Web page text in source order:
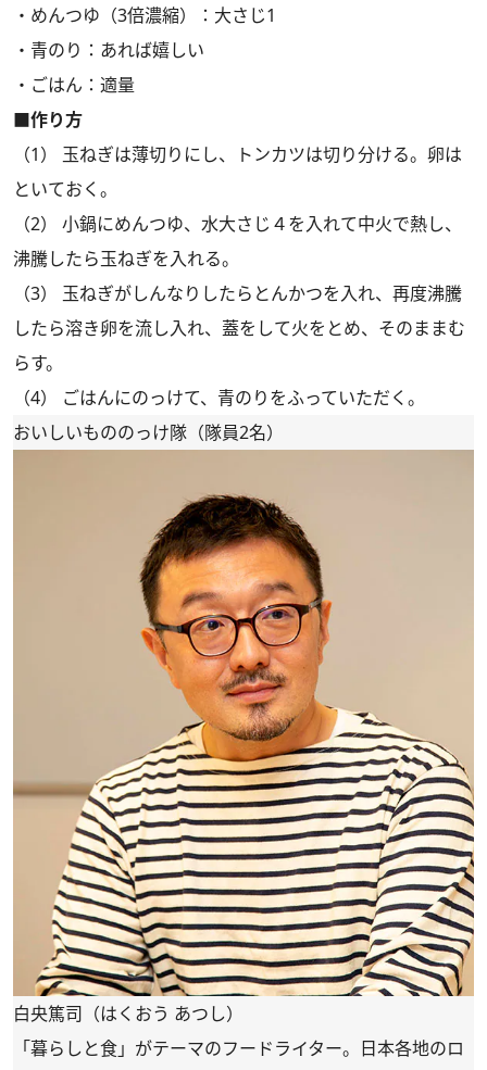
・めんつゆ（3倍濃縮）：大さじ1
・青のり：あれば嬉しい
・ごはん：適量
■作り方
（1） 玉ねぎは薄切りにし、トンカツは切り分ける。卵は
といておく。
（2） 小鍋にめんつゆ、水大さじ４を入れて中火で熱し、
沸騰したら玉ねぎを入れる。
（3） 玉ねぎがしんなりしたらとんかつを入れ、再度沸騰
したら溶き卵を流し入れ、蓋をして火をとめ、そのままむ
らす。
（4） ごはんにのっけて、青のりをふっていただく。
おいしいもののっけ隊（隊員2名）
白央篤司（はくおう あつし）
「暮らしと食」がテーマのフードライター。日本各地のロ